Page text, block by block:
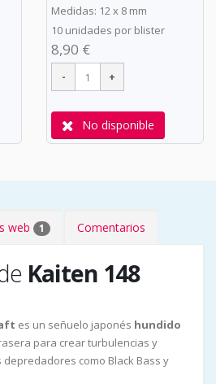
Medidas: 12 x 8 mm
10 unidades por blister
8,90 €
No disponible
web 1 Comentarios
Kaiten 148
es un señuelo japonés hundido
para crear turbulencias y
como Black Bass y